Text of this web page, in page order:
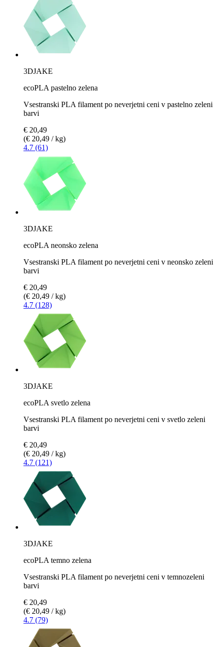
3DJAKE
ecoPLA pastelno zelena
Vsestranski PLA filament po neverjetni ceni v pastelno zeleni
barvi
€ 20,49
(€ 20,49 / kg)
4.7 (61)
3DJAKE
ecoPLA neonsko zelena
Vsestranski PLA filament po neverjetni ceni v neonsko zeleni
barvi
€ 20,49
(€ 20,49 / kg)
4.7 (128)
3DJAKE
ecoPLA svetlo zelena
Vsestranski PLA filament po neverjetni ceni v svetlo zeleni
barvi
€ 20,49
(€ 20,49 / kg)
4.7 (121)
3DJAKE
ecoPLA temno zelena
Vsestranski PLA filament po neverjetni ceni v temnozeleni
barvi
€ 20,49
(€ 20,49 / kg)
4.7 (79)